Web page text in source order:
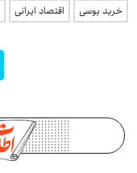
خرید یوسی
اقتصاد ایرانی